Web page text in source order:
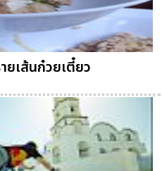
เส้นก๋วยเตี๋ยว